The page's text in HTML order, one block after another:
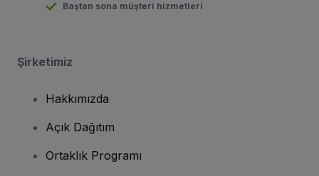
Baştan sona müşteri hizmetleri
Şirketimiz
Hakkımızda
Açık Dağıtım
Ortaklık Programı